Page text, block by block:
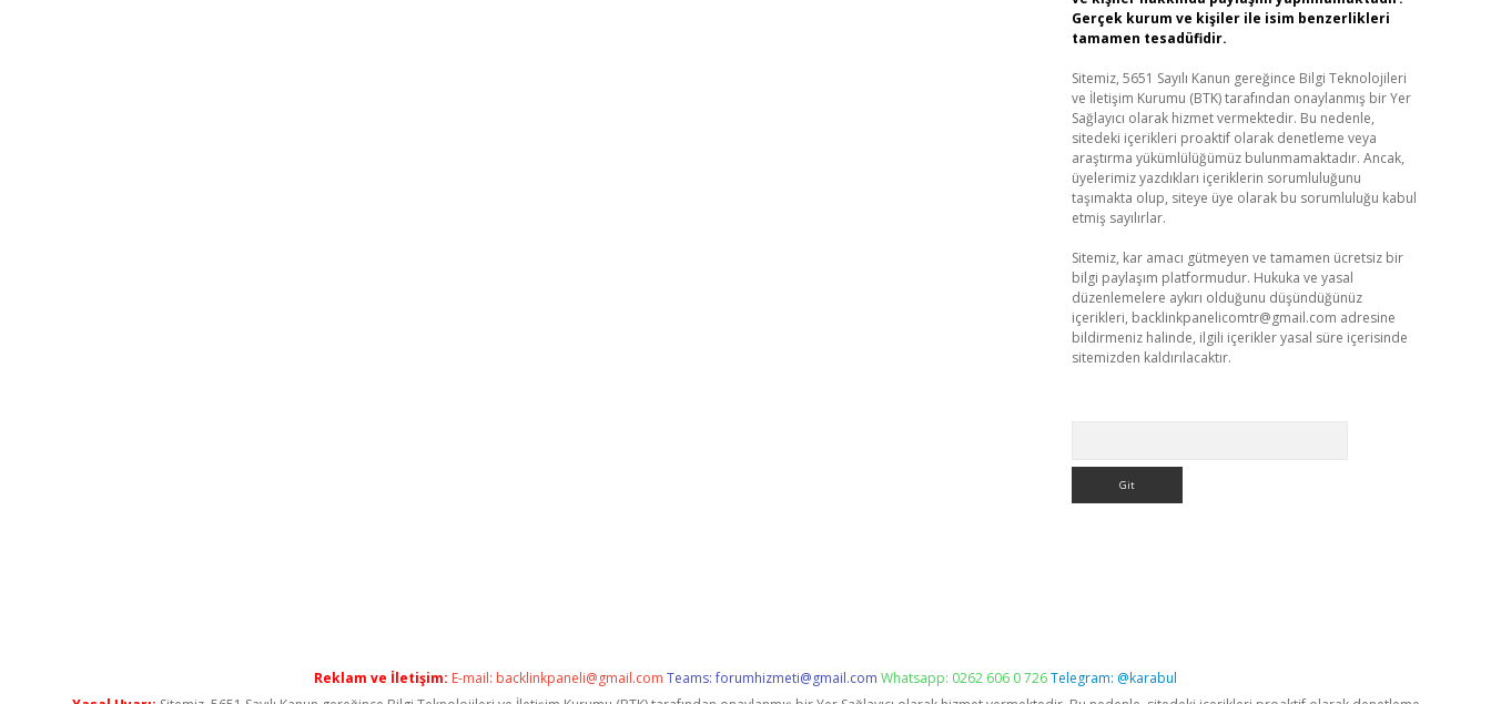
Gerçek kurum ve kişiler ile isim benzerlikleri
tamamen tesadüfidir.
Sitemiz, 5651 Sayılı Kanun gereğince Bilgi Teknolojileri
ve İletişim Kurumu (BTK) tarafından onaylanmış bir Yer
Sağlayıcı olarak hizmet vermektedir. Bu nedenle,
sitedeki içerikleri proaktif olarak denetleme veya
araştırma yükümlülüğümüz bulunmamaktadır. Ancak,
üyelerimiz yazdıkları içeriklerin sorumluluğunu
taşımakta olup, siteye üye olarak bu sorumluluğu kabul
etmiş sayılırlar.
Sitemiz, kar amacı gütmeyen ve tamamen ücretsiz bir
bilgi paylaşım platformudur. Hukuka ve yasal
düzenlemelere aykırı olduğunu düşündüğünüz
içerikleri, backlinkpanelicomtr@gmail.com adresine
bildirmeniz halinde, ilgili içerikler yasal süre içerisinde
sitemizden kaldırılacaktır.
Reklam ve İletişim: E-mail: backlinkpaneli@gmail.com Teams:forumhizmeti@gmail.com Whatsapp: 0262 606 0 726Telegram: @karabul